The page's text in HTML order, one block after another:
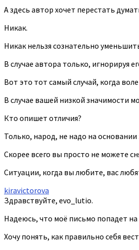
А здесь автор хочет перестать
Никак.
Никак нельзя сознательно
В случае автора только, игнорируя
Вот это тот самый случай, когда
В случае вашей низкой значимости
Кто опишет отличия?
Только, народ, не надо на
Скорее всего вы просто не можете
Ситуации, когда вы любите, вас
kiravictorova
Здравствуйте, evo_lutio.
Надеюсь, что моё письмо попадет на
Хочу понять, как правильно себя